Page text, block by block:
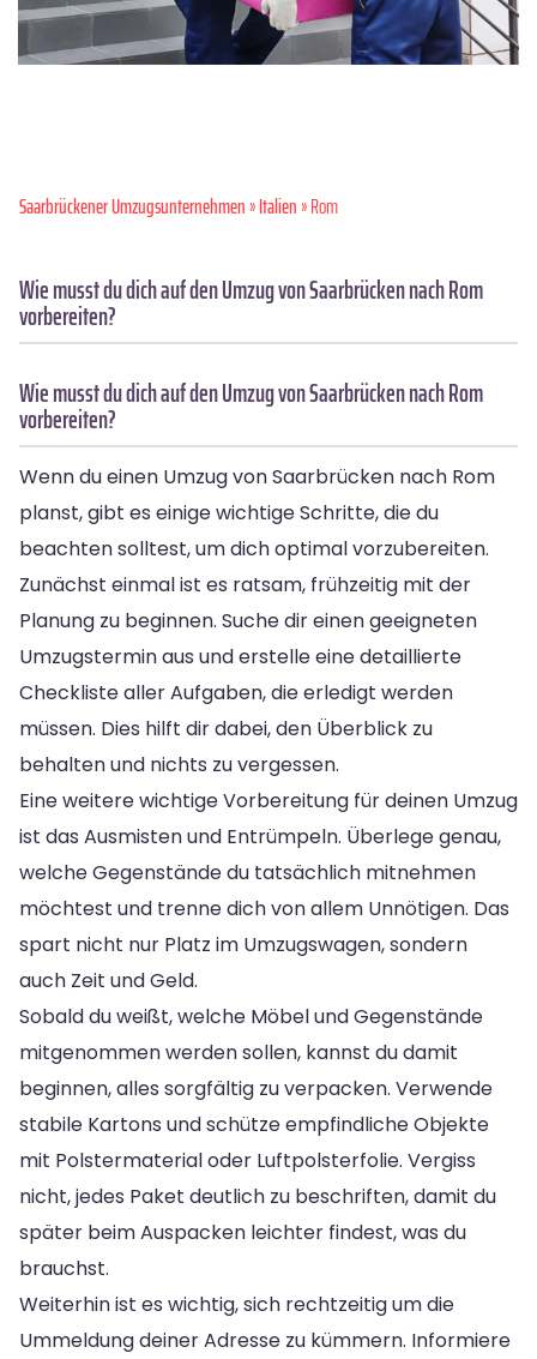
Saarbrückener Umzugsunternehmen»Italien» Rom
Wie musst du dich auf den Umzug von Saarbrücken nach Rom
vorbereiten?
Wie musst du dich auf den Umzug von Saarbrücken nach Rom
vorbereiten?
Wenn du einen Umzug von Saarbrücken nach Rom
planst, gibt es einige wichtige Schritte, die du
beachten solltest, um dich optimal vorzubereiten.
Zunächst einmal ist es ratsam, frühzeitig mit der
Planung zu beginnen. Suche dir einen geeigneten
Umzugstermin aus und erstelle eine detaillierte
Checkliste aller Aufgaben, die erledigt werden
müssen. Dies hilft dir dabei, den Überblick zu
behalten und nichts zu vergessen.
Eine weitere wichtige Vorbereitung für deinen Umzug
ist das Ausmisten und Entrümpeln. Überlege genau,
welche Gegenstände du tatsächlich mitnehmen
möchtest und trenne dich von allem Unnötigen. Das
spart nicht nur Platz im Umzugswagen, sondern
auch Zeit und Geld.
Sobald du weißt, welche Möbel und Gegenstände
mitgenommen werden sollen, kannst du damit
beginnen, alles sorgfältig zu verpacken. Verwende
stabile Kartons und schütze empfindliche Objekte
mit Polstermaterial oder Luftpolsterfolie. Vergiss
nicht, jedes Paket deutlich zu beschriften, damit du
später beim Auspacken leichter findest, was du
brauchst.
Weiterhin ist es wichtig, sich rechtzeitig um die
Ummeldung deiner Adresse zu kümmern. Informiere